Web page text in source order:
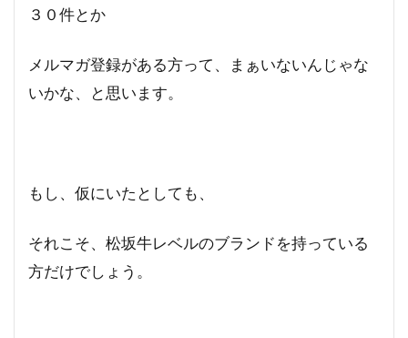
３０件とか
メルマガ登録がある方って、まぁいないんじゃな
いかな、と思います。
もし、仮にいたとしても、
それこそ、松坂牛レベルのブランドを持っている
方だけでしょう。